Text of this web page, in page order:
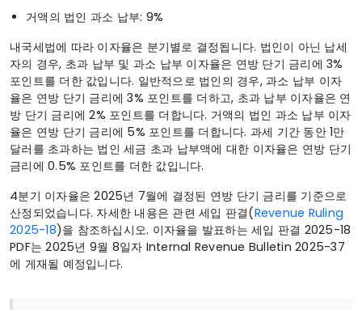
거액의 법인 과소 납부: 9%
내국세법에 따라 이자율은 분기별로 결정됩니다. 법인이 아닌 납세
자의 경우, 초과 납부 및 과소 납부 이자율은 연방 단기 금리에 3%
포인트를 더한 값입니다. 일반적으로 법인의 경우, 과소 납부 이자
율은 연방 단기 금리에 3% 포인트를 더하고, 초과 납부 이자율은 연
방 단기 금리에 2% 포인트를 더합니다. 거액의 법인 과소 납부 이자
율은 연방 단기 금리에 5% 포인트를 더합니다. 과세 기간 동안 1만
달러를 초과하는 법인 세금 초과 납부액에 대한 이자율은 연방 단기
금리에 0.5% 포인트를 더한 값입니다.
4분기 이자율은 2025년 7월에 결정된 연방 단기 금리를 기준으로
산정되었습니다. 자세한 내용은 관련 세입 판결(Revenue Ruling
2025-18)을 참조하십시오. 이자율을 발표하는 세입 판결 2025-18
PDF는 2025년 9월 8일자 Internal Revenue Bulletin 2025-37
에 게재될 예정입니다.